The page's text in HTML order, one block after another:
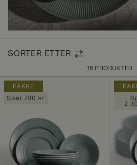
18 PRODUKTER
SORTER ETTER
PAKKE
Spar 700 kr
2